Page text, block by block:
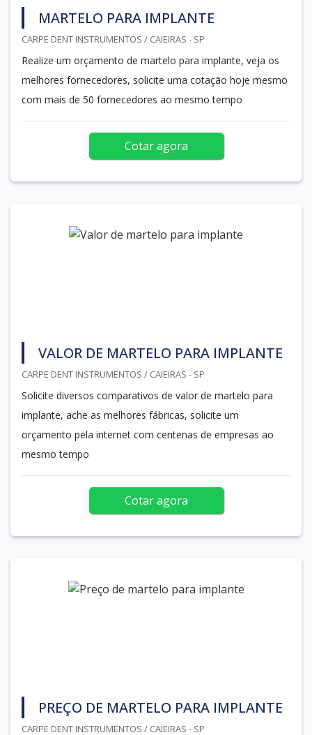
MARTELO PARA IMPLANTE
CARPE DENT INSTRUMENTOS / CAIEIRAS - SP
Realize um orçamento de martelo para implante, veja os
melhores fornecedores, solicite uma cotação hoje mesmo
com mais de 50 fornecedores ao mesmo tempo
Cotar agora
VALOR DE MARTELO PARA IMPLANTE
CARPE DENT INSTRUMENTOS / CAIEIRAS - SP
Solicite diversos comparativos de valor de martelo para
implante, ache as melhores fábricas, solicite um
orçamento pela internet com centenas de empresas ao
mesmo tempo
Cotar agora
PREÇO DE MARTELO PARA IMPLANTE
CARPE DENT INSTRUMENTOS / CAIEIRAS - SP